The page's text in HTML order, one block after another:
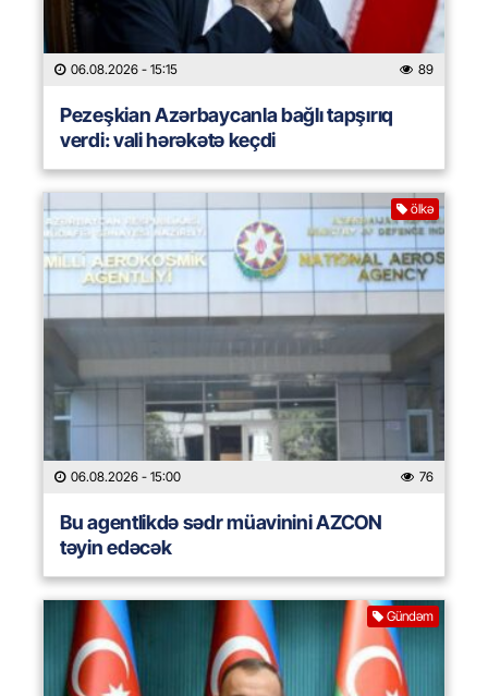
06.08.2026 - 15:15 89
Pezeşkian Azərbaycanla bağlı tapşırıq
verdi: vali hərəkətə keçdi
ölkə
06.08.2026 - 15:00 76
Bu agentlikdə sədr müavinini AZCON
təyin edəcək
Gündəm